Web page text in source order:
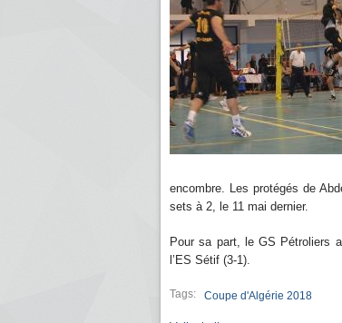
encombre. Les protégés de
sets à 2, le 11 mai dernier.
Pour sa part, le GS Pétroliers
l’ES Sétif (3-1).
Tags: Coupe d'Algérie 2018